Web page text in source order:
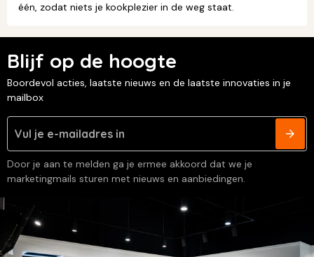
één, zodat niets je kookplezier in de weg staat.
Blijf op de hoogte
Boordevol acties, laatste nieuws en de laatste innovaties in je
mailbox
Door je aan te melden ga je ermee akkoord dat we je
marketingmails sturen met nieuws en aanbiedingen.